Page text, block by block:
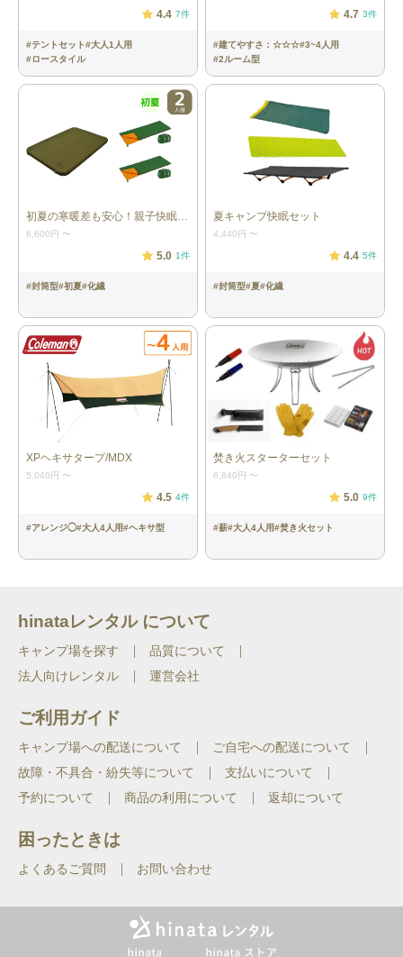
W540×D340×H215cm 重量：約16kg
チェア：4脚
［FDチェアワイド RD／スノーピー
ク］ 本体サイズ：約59.5×58×84cm 重
量：約3.6kg（1つあたり）
テーブル：1脚
［ウッド調アルミロールテーブル／
WAKU FIMAC］ 本体サイズ：
W120xD70xH65cm (収納時：
W24xD15xH70cm) 重量：約5.8kg 材
寝袋：4個
［ダウンプラス ニルギリ EX／イス
時：20×34cm ） 重量：約1270g（1つ
イナス10℃ 限界温度：-15度
寝袋（インナー）：4個
［ライナー SZ スーパーライト／イス
カ］ 本体サイズ：78×205cm（収納
時：8×8×21cm） 重量：約320g（1つ
あたり）
マット：4個
［フォームパッド180／モンベル］ 本
体サイズ：長さ181×幅51×厚さ1.6cm
重量：約383g（1つあたり）
ランタン：2個
［Explorer EX-V777D ／GENTOS］ 本
体サイズ：W102.4×H184.1×D87.3mm
り） ランタンひとつにつき単1形アル
カリ電池３本※電池は付属していませ
ん。別途単1形アルカリ電池を3本ご用
4.4 7件
#テントセット#大人1人用
#ロースタイル
4.7 3件
#建てやすさ：☆☆☆#3~4人用
#2ルーム型
初夏の寒暖差も安心！親子快眠セット
6,600円 〜
5.0 1件
#封筒型#初夏#化繊
夏キャンプ快眠セット
4,440円 〜
4.4 5件
#封筒型#夏#化繊
XPヘキサタープ/MDX
5,040円 〜
4.5 4件
#アレンジ◯#大人4人用#ヘキサ型
焚き火スターターセット
6,840円 〜
5.0 9件
#薪#大人4人用#焚き火セット
hinataレンタル について
キャンプ場を探す
品質について
法人向けレンタル
運営会社
ご利用ガイド
キャンプ場への配送について
ご自宅への配送について
故障・不具合・紛失等について
支払いについて
予約について
商品の利用について 返却について
困ったときは
よくあるご質問 お問い合わせ